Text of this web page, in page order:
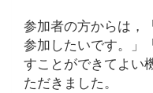
参加者の方からは，
参加したいです。」
すことができてよい
ただきました。